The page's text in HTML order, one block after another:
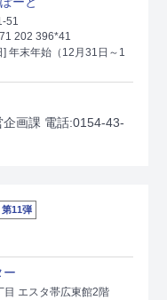
51
202 396*41
] 年末年始（12月31日～1
画課 電話:0154-43-
第11弾
ー
エスタ帯広東館2階